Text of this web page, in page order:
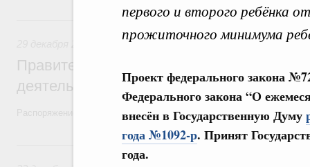
первого и второго ребёнка
прожиточного минимума
Проект федерального закона
Федерального закона “О
внесён в Государственную Думу
года №1092-р. Принят
года.
29 декабря 2025, понедельник
Правовые вопросы работы
Правительство утвердило план
деятельности на 2026 год
Распоряжение от 19 декабря 2025 года №3886-р
23 декабря 2024, понедельник